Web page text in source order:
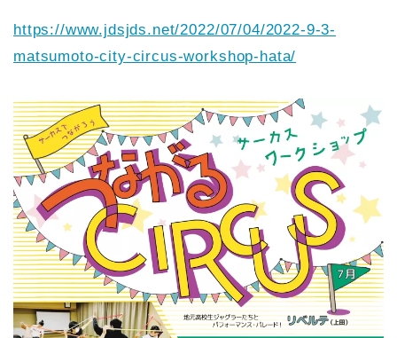
https://www.jdsjds.net/2022/07/04/2022-9-3-
matsumoto-city-circus-workshop-hata/